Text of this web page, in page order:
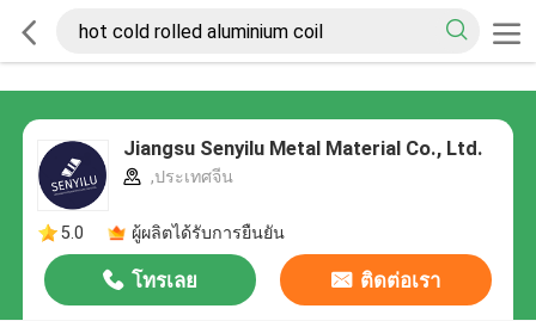
Jiangsu Senyilu Metal Material Co., Ltd.
,ประเทศจีน
5.0 ผู้ผลิตได้รับการยืนยัน
โทรเลย ติดต่อเรา